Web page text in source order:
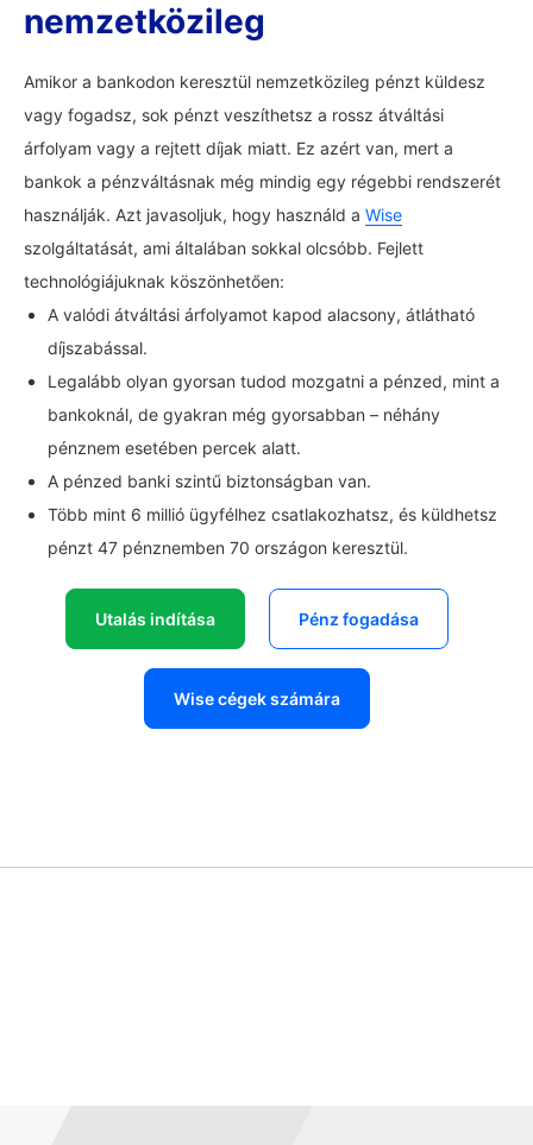
nemzetközileg
Amikor a bankodon keresztül nemzetközileg pénzt küldesz
vagy fogadsz, sok pénzt veszíthetsz a rossz átváltási
árfolyam vagy a rejtett díjak miatt. Ez azért van, mert a
bankok a pénzváltásnak még mindig egy régebbi rendszerét
használják. Azt javasoljuk, hogy használd a Wise
szolgáltatását, ami általában sokkal olcsóbb. Fejlett
technológiájuknak köszönhetően:
A valódi átváltási árfolyamot kapod alacsony, átlátható
díjszabással.
Legalább olyan gyorsan tudod mozgatni a pénzed, mint a
bankoknál, de gyakran még gyorsabban – néhány
pénznem esetében percek alatt.
A pénzed banki szintű biztonságban van.
Több mint 6 millió ügyfélhez csatlakozhatsz, és küldhetsz
pénzt 47 pénznemben 70 országon keresztül.
Utalás indítása Pénz fogadása
Wise cégek számára